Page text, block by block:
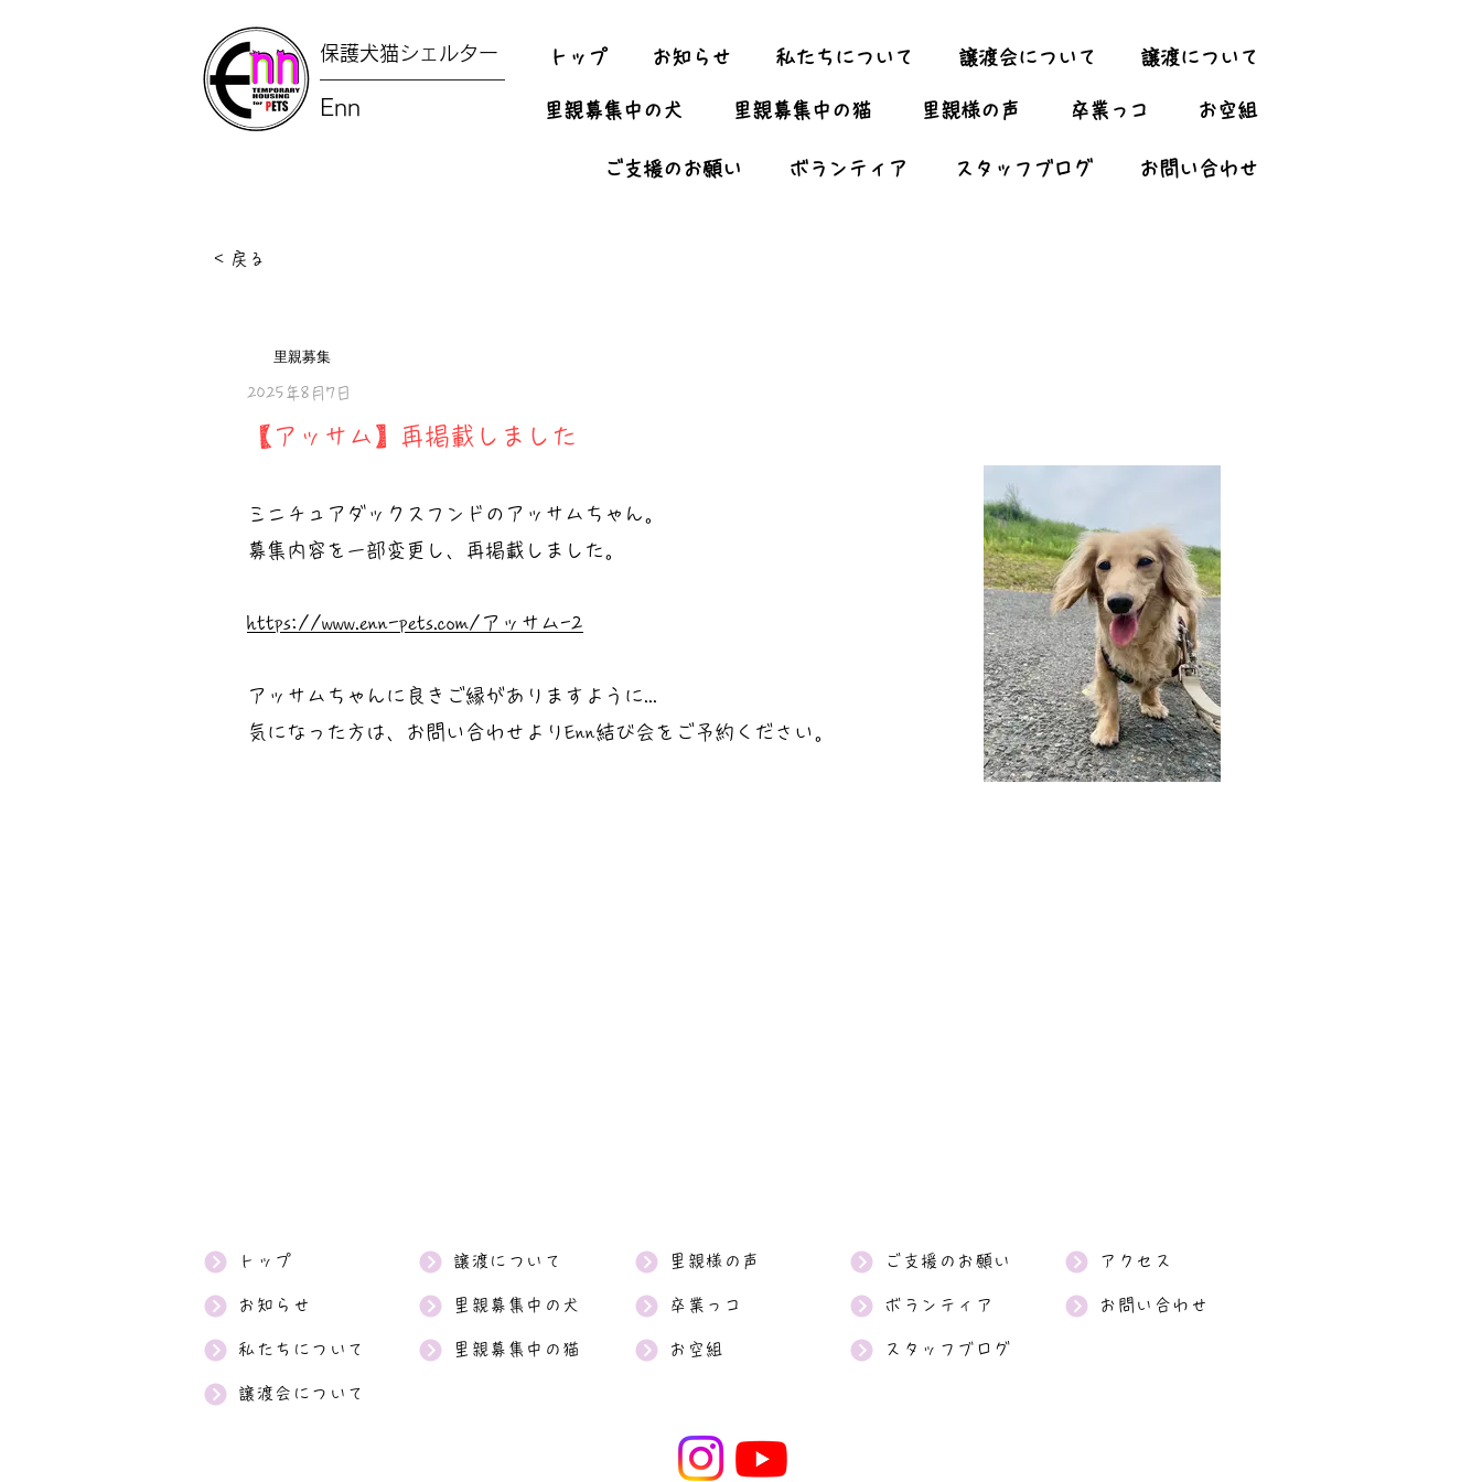
保護犬猫シェルター トップ お知らせ 私たちについて 譲渡会について 譲渡について
Enn 里親募集中の犬 里親募集中の猫 里親様の声 卒業っコ お空組
ご支援のお願い ボランティア スタッフブログ お問い合わせ
< 戻る
里親募集
2025年8月7日
【アッサム】再掲載しました
ミニチュアダックスフンドのアッサムちゃん。
募集内容を一部変更し、再掲載しました。
https://www.enn-pets.com/アッサム-2
アッサムちゃんに良きご縁がありますように...
気になった方は、お問い合わせよりEnn結び会をご予約ください。
トップ 譲渡について
お知らせ 里親募集中の犬
私たちについて 里親募集中の猫
里親様の声 ご支援のお願い アクセス
卒業っコ ボランティア お問い合わせ
お空組 スタッフブログ
譲渡会について